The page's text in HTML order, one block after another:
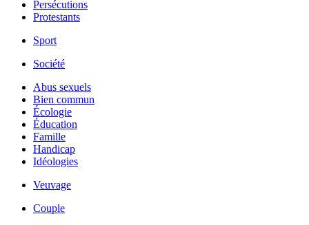
Persécutions
Protestants
Sport
Société
Abus sexuels
Bien commun
Écologie
Éducation
Famille
Handicap
Idéologies
Veuvage
Couple